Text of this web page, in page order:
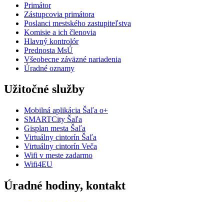
Primátor
Zástupcovia primátora
Poslanci mestského zastupiteľstva
Komisie a ich členovia
Hlavný kontrolór
Prednosta MsÚ
Všeobecne záväzné nariadenia
Úradné oznamy
Užitočné služby
Mobilná aplikácia Šaľa o+
SMARTCity Šaľa
Gisplan mesta Šaľa
Virtuálny cintorín Šaľa
Virtuálny cintorín Veča
Wifi v meste zadarmo
Wifi4EU
Úradné hodiny, kontakt